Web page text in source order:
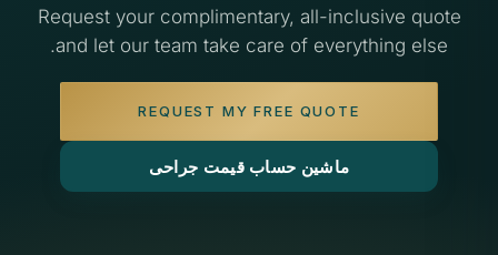
Request your complimentary, all-inclusive quote
and let our team take care of everything else.
REQUEST MY FREE QUOTE
ماشین حساب قیمت جراحی